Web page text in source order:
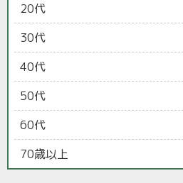
20代
30代
40代
50代
60代
70歳以上